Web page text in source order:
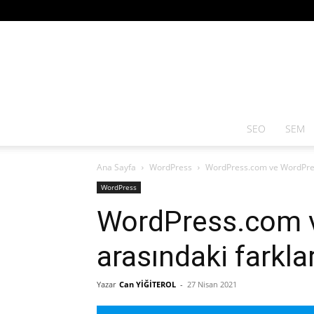
SEO SEM
Ana Sayfa WordPress WordPress.com ve
WordPress
WordPress.com
arasındaki
Yazar Can YİĞİTEROL - 27 Nisan 2021